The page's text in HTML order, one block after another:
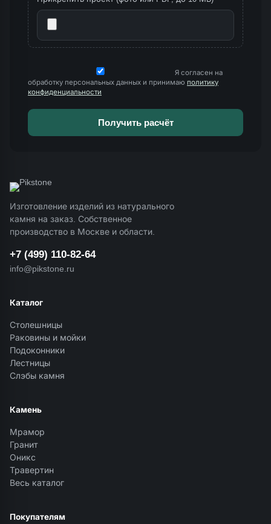
Я согласен на
обработку персональных данных и принимаю политику
конфиденциальности
Изготовление изделий из натурального
камня на заказ. Собственное
производство в Москве и области.
+7 (499) 110-82-64
info@pikstone.ru
Каталог
Столешницы
Раковины и мойки
Подоконники
Лестницы
Слэбы камня
Камень
Мрамор
Гранит
Оникс
Травертин
Весь каталог
Покупателям